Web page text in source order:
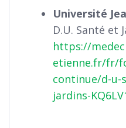
Université
D.U. Santé et
https://
etienne.fr/fr/
continue/d-u-
jardins-